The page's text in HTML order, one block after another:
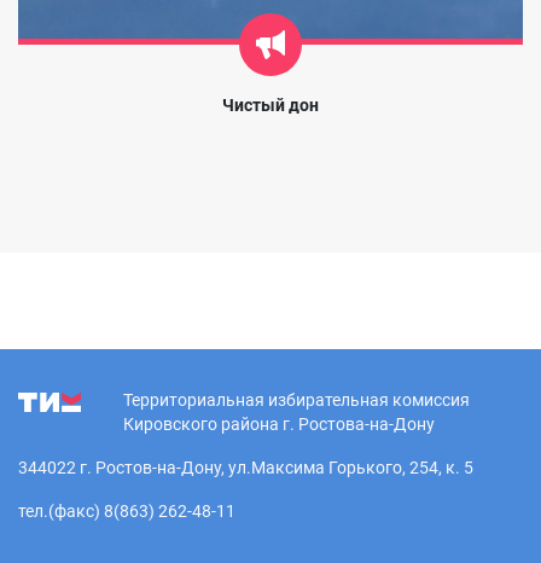
Чистый дон
Территориальная избирательная комиссия
Кировского района г. Ростова-на-Дону
344022 г. Ростов-на-Дону, ул.Максима Горького, 254, к. 5
тел.(факс) 8(863) 262-48-11